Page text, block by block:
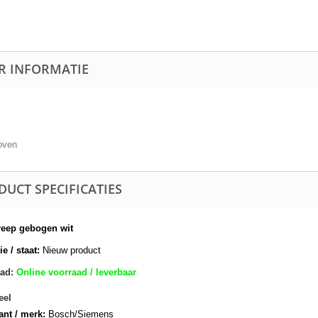
INFORMATIE
SPECIFICATIES
gebogen wit
/ staat: Nieuw product
Online voorraad / leverbaar
/ merk: Bosch/Siemens